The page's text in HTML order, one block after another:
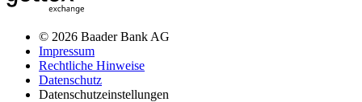
© 2026 Baader Bank AG
Impressum
Rechtliche Hinweise
Datenschutz
Datenschutzeinstellungen